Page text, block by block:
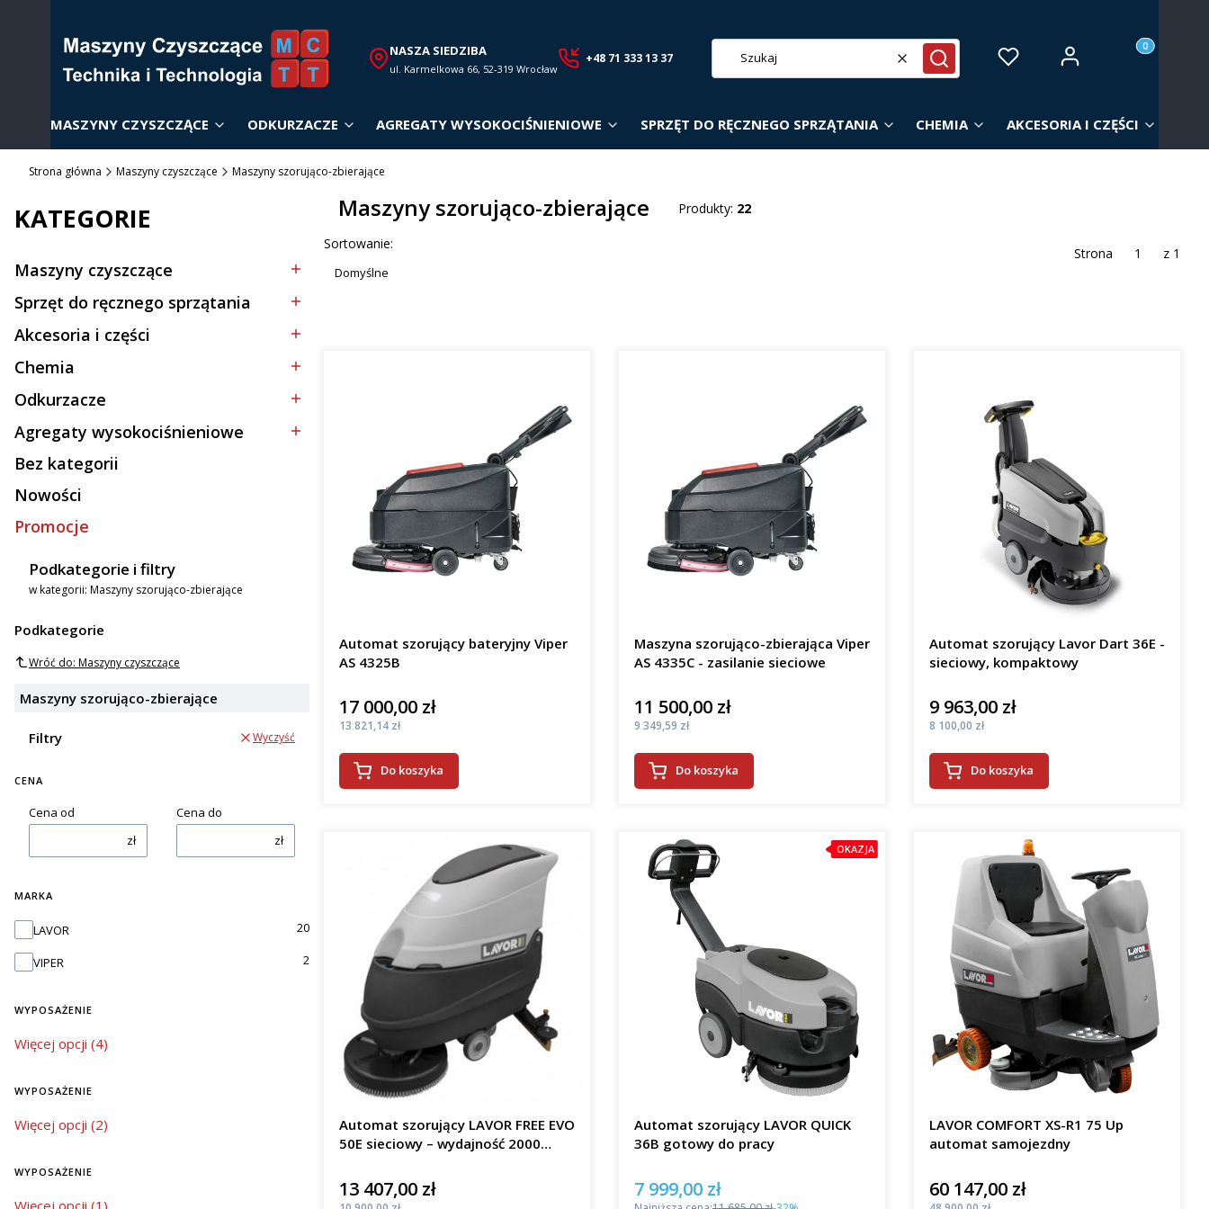
+48 71 333 13 37
NASZA SIEDZIBA
ul. Karmelkowa 66, 52-319 Wrocław WyczyśćSzukaj
Ulubione Zaloguj się Produkty w
Koszyk
MASZYNY CZYSZCZĄCE ODKURZACZE AGREGATY WYSOKOCIŚNIENIOWE SPRZĘT DO RĘCZNEGO SPRZĄTANIA CHEMIA AKCESORIA I CZĘŚCI
Strona główna Maszyny czyszczące Maszyny szorująco-zbierające
KATEGORIE
Kategoria - Maszyny czyszczące
Maszyny czyszczące
Kategoria - Sprzęt do ręcznego sprzątania
Sprzęt do ręcznego sprzątania
Kategoria - Akcesoria i części
Akcesoria i części
Kategoria - Chemia
Chemia
Kategoria - Odkurzacze
Odkurzacze
Kategoria - Agregaty wysokociśnieniowe
Agregaty wysokociśnieniowe
Kategoria - Bez kategorii
Bez kategorii
Nowości
Promocje
Podkategorie i filtry
w kategorii: Maszyny szorująco-zbierające
Podkategorie
Wróć do: Maszyny czyszczące
Maszyny szorująco-zbierające
Filtry Wyczyść
CENA
Cena od
zł
Cena do
zł
MARKA
Marka
LAVOR 20
VIPER 2
WYPOSAŻENIE
wyposażenie
Więcej opcji (4)
WYPOSAŻENIE
wyposażenie
Więcej opcji (2)
WYPOSAŻENIE
wyposażenie
Maszyny szorująco-zbierające Produkty: 22
Lista produktów
Sortowanie:
Domyślne
Strona z 1
Automat szorujący bateryjny Viper
AS 4325B
Cena
17 000,00 zł
Cena
13 821,14 zł
Do koszyka
Maszyna szorująco-zbierająca Viper
AS 4335C - zasilanie sieciowe
Cena
11 500,00 zł
Cena
9 349,59 zł
Do koszyka
Automat szorujący Lavor Dart 36E -
sieciowy, kompaktowy
Cena
9 963,00 zł
Cena
8 100,00 zł
Do koszyka
Automat szorujący LAVOR FREE EVO
50E sieciowy – wydajność 2000
Cena
13 407,00 zł
OKAZJA
Automat szorujący LAVOR QUICK
36B gotowy do pracy
Cena promocyjna
7 999,00 zł
LAVOR COMFORT XS-R1 75 Up
automat samojezdny
Cena
60 147,00 zł